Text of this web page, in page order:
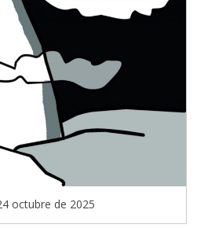
octubre de 2025